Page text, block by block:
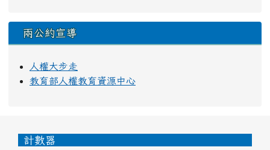
兩公約宣導
人權大步走
教育部人權教育資源中心
頁尾區域內容
計數器